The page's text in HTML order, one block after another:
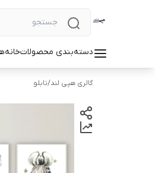
دسته‌بندی محصولاتخانه
گالری هپی لند/تابلو